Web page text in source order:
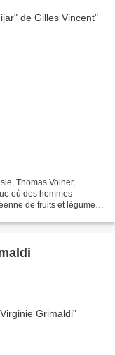
Thomas Volner,
où des hommes
de fruits et légumes